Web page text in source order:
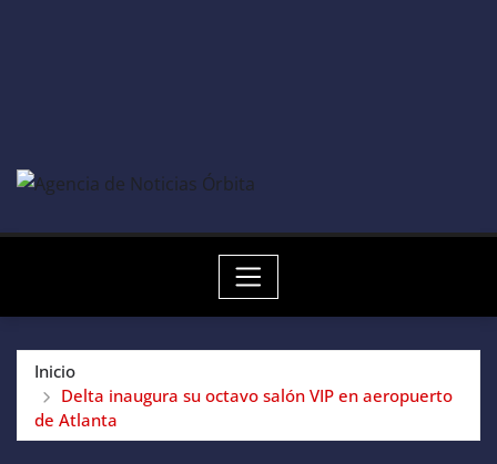
Inicio
Delta inaugura su octavo salón VIP en aeropuerto
de Atlanta